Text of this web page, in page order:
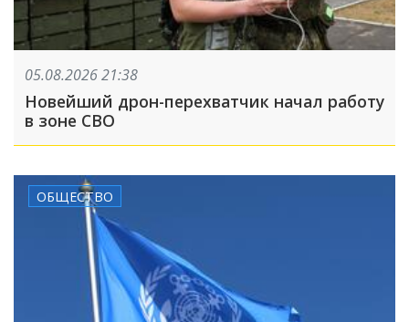
05.08.2026 21:38
Новейший дрон-перехватчик начал работу
в зоне СВО
ОБЩЕСТВО